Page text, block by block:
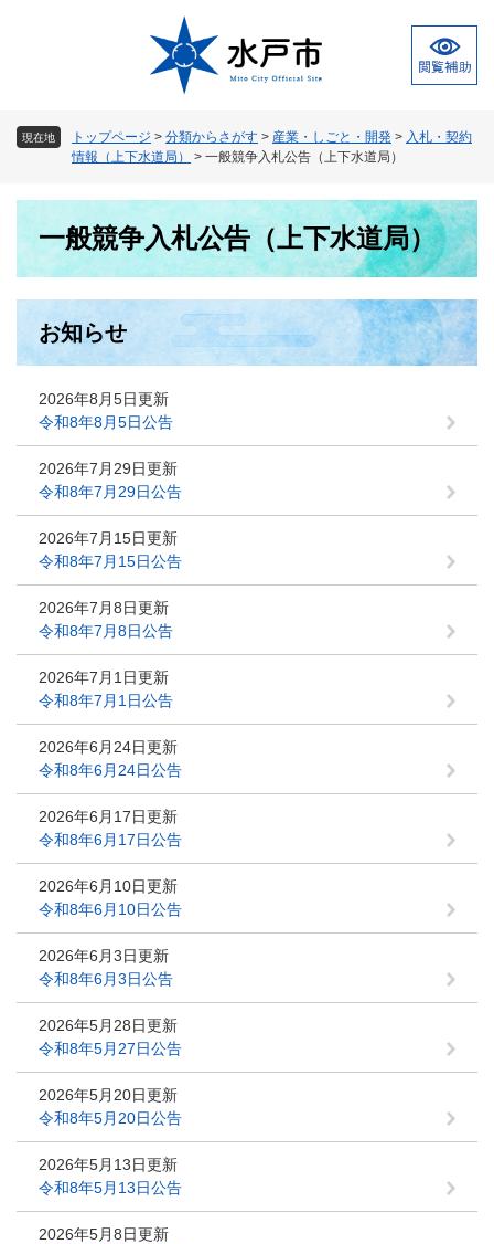
現在地 トップページ > 分類からさがす > 産業・しごと・開発 > 入札・契約
情報（上下水道局）
> 一般競争入札公告（上下水道局）
一般競争入札公告（上下水道局）
お知らせ
2026年8月5日更新
令和8年8月5日公告
2026年7月29日更新
令和8年7月29日公告
2026年7月15日更新
令和8年7月15日公告
2026年7月8日更新
令和8年7月8日公告
2026年7月1日更新
令和8年7月1日公告
2026年6月24日更新
令和8年6月24日公告
2026年6月17日更新
令和8年6月17日公告
2026年6月10日更新
令和8年6月10日公告
2026年6月3日更新
令和8年6月3日公告
2026年5月28日更新
令和8年5月27日公告
2026年5月20日更新
令和8年5月20日公告
2026年5月13日更新
令和8年5月13日公告
2026年5月8日更新